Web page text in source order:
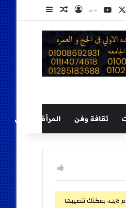
‫X
‫YouTube
نلضتسجيل الدخول
مقال عشوائي
إضافة عمود
ثقافة وفن المرأة والطفل
لايت، يمكنك تنصيبها